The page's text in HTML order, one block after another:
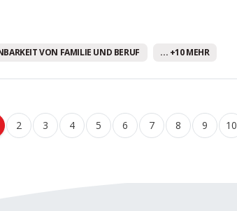
VON FAMILIE UND BERUF ... +10 MEHR
2 3 4 5 6 7 8 9 10